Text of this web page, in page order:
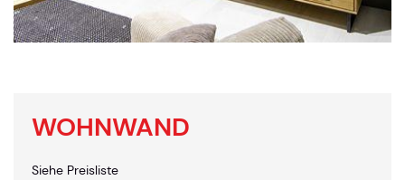
WOHNWAND
Siehe Preisliste